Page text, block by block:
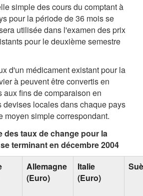
simple des cours du comptant à
pour la période de 36 mois se
utilisée dans l'examen des prix
pour le deuxième semestre
d'un médicament existant pour la
à peuvent être convertis en
fins de comparaison en
devises locales dans chaque pays
moyen simple correspondant.
des taux de change pour la
terminant en décembre 2004
Allemagne
(Euro)
Italie
(Euro)